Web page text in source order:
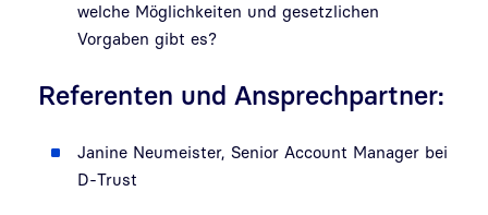
welche Möglichkeiten und gesetzlichen
Vorgaben gibt es?
Referenten und Ansprechpartner:
Janine Neumeister, Senior Account Manager bei
D-Trust